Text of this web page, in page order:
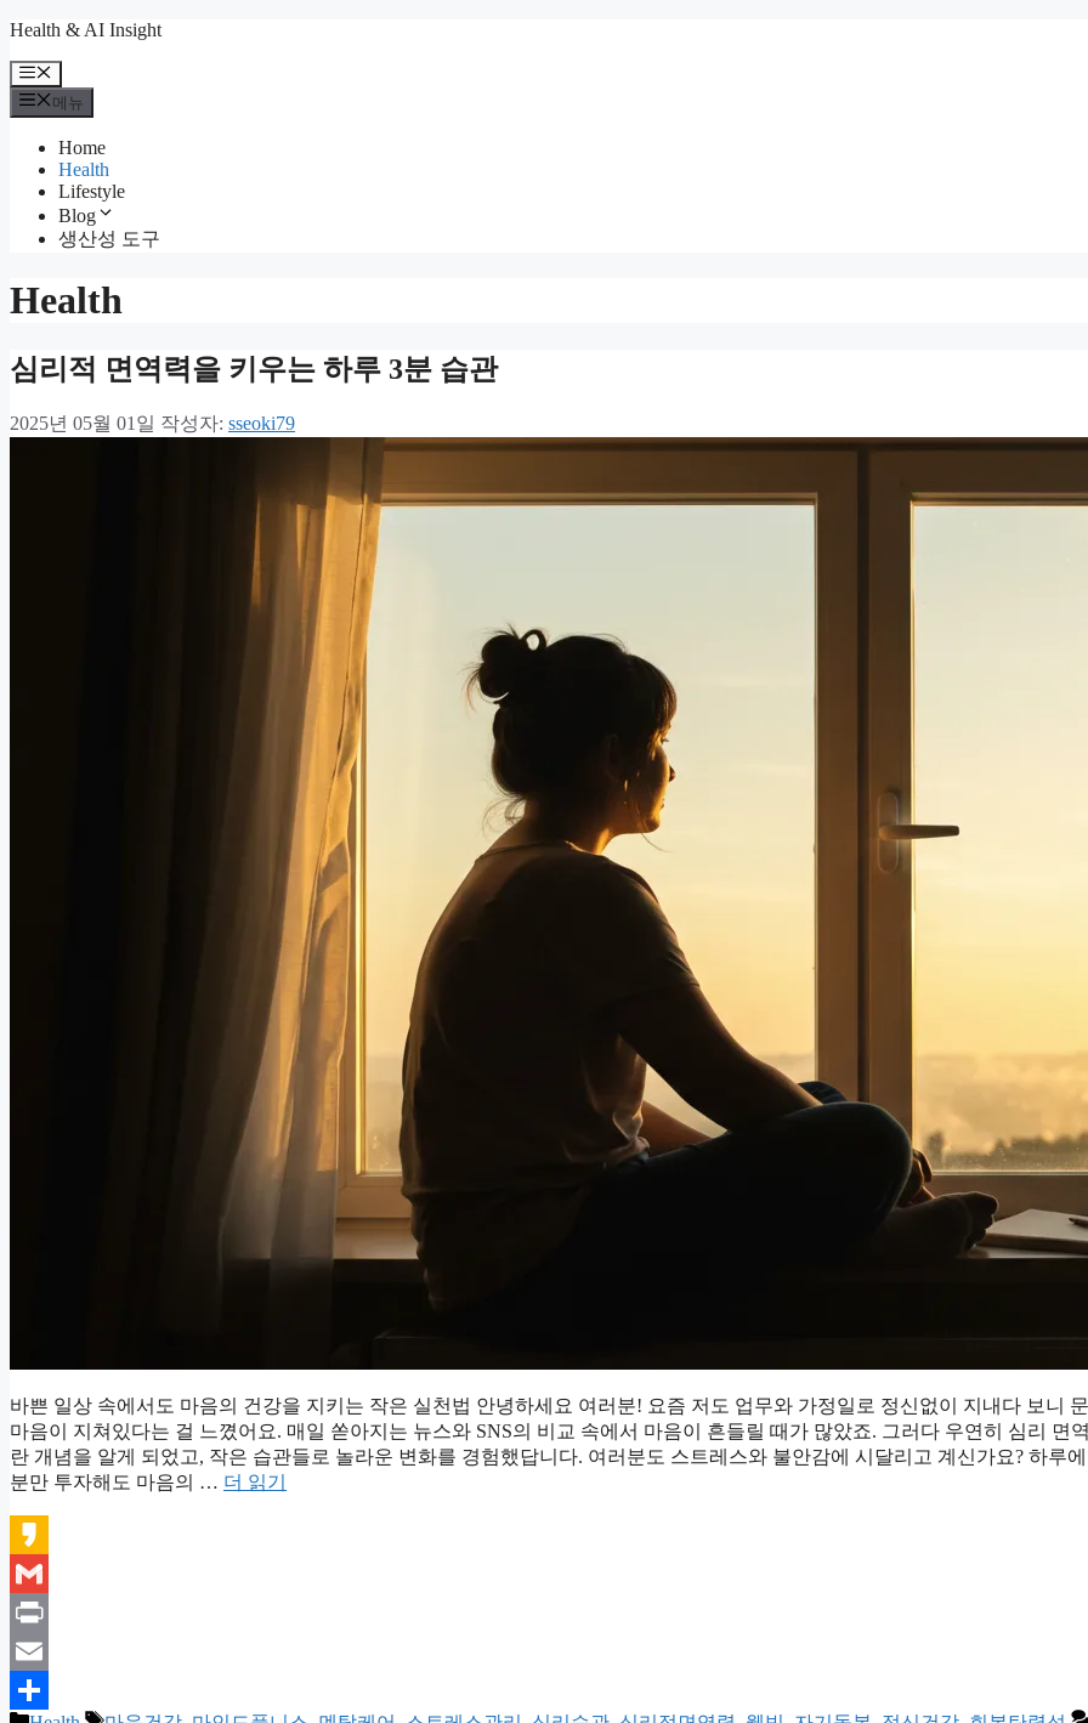
컨
츠
로
Health & AI Insight
메
뉴
메뉴
Home
Health
Lifestyle
Blog
생산성 도구
Health
심리적 면역력을 키우는 하루 3분 습관
2025년 05월 01일 작성자: sseoki79
바쁜 일상 속에서도 마음의 건강을 지키는 작은 실천법 안녕하세요 여러분! 요즘 저도 업무와 가정일로 정신없이 지내다 보니
마음이 지쳐있다는 걸 느꼈어요. 매일 쏟아지는 뉴스와 SNS의 비교 속에서 마음이 흔들릴 때가 많았죠. 그러다 우연히 심리 면
란 개념을 알게 되었고, 작은 습관들로 놀라운 변화를 경험했답니다. 여러분도 스트레스와 불안감에 시달리고 계신가요? 하루
분만 투자해도 마음의 … 더 읽기
Kakao
Gmail
Print
Email